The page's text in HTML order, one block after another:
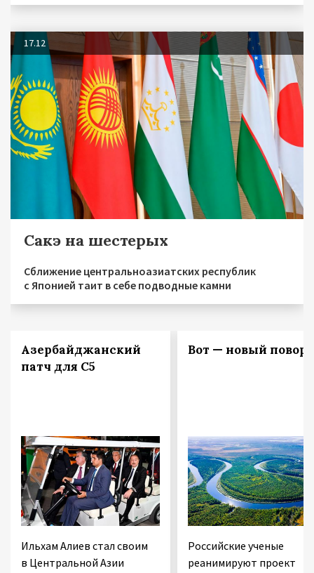
17.12
Сакэ на шестерых
Сближение центральноазиатских республик
с Японией таит в себе подводные камни
Азербайджанский
патч для С5
Ильхам Алиев стал своим
в Центральной Азии
Вот — новый
Российские ученые
реанимируют проект